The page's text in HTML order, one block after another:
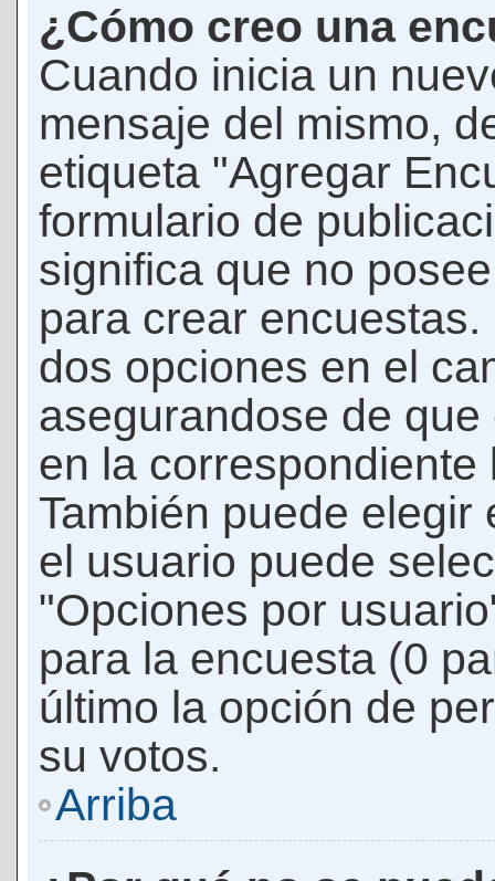
¿Cómo creo una
Cuando inicia un
mensaje del mismo,
etiqueta "Agregar
formulario de
significa que no
para crear
dos opciones en el
asegurandose de
en la
También puede
el usuario puede
"Opciones por
para la encuesta (0
último la opción de
su votos.
Arriba